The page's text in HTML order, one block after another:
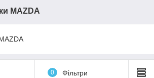
MAZDA
0 Фільтри